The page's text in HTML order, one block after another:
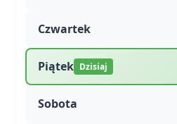
Czwartek
Piątek Dzisiaj
Sobota